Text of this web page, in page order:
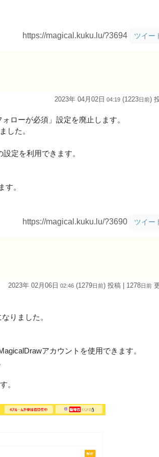
https://magical.kuku.lu/?3694 ツイー
2023年 04月02日 04:19 (1223日前)
ローが必須」設定を廃止します。
した。
定を利用できます。
。
https://magical.kuku.lu/?3690 ツイー
2023年 02月06日 02:46 (1279日前) 投稿 | 1278日前
りました。
アカウントを使用できます。
。